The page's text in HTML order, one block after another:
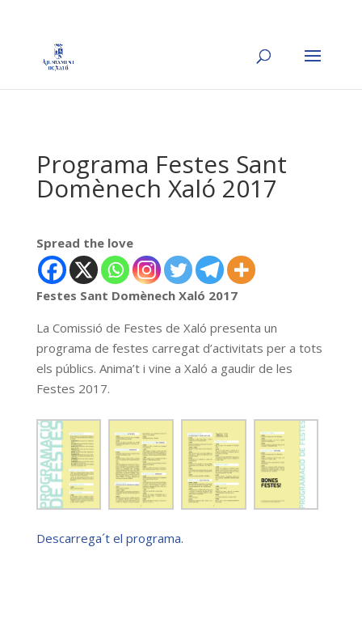
Programa Festes Sant
Domènech Xaló 2017
Spread the love
Festes Sant Domènech Xaló 2017
La Comissió de Festes de Xaló presenta un
programa de festes carregat d’activitats per a tots
els públics. Anima’t i vine a Xaló a gaudir de les
Festes 2017.
Descarrega´t el programa.